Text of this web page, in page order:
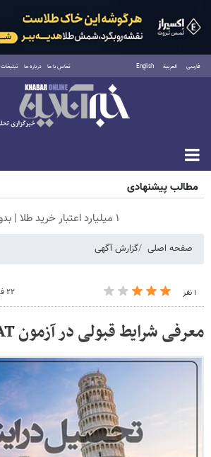
فارسی العربية English تماس با ما درباره ما تبلیغات
جمعه ۱۶ مرداد ۱۴۰۵
مطالب پیشنهادی
۱ میلیارد اعتبار خرید طلا | بدون ضامن و چک
صفحه اصلی گزارش آگهی
۱ نفر ۲۲ فروردین ۱۴۰۱ - ۱۲:۵۶
معرفی شرایط قبولی در آزمون IMAT ایتالیا